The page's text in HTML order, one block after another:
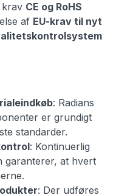
CE og RoHS
af EU-krav til nyt
: Radians
er grundigt
standarder.
: Kontinuerlig
garanterer, at hvert
: Der udføres